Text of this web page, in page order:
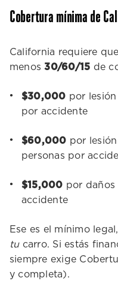
Cobertura mínima de
California requiere
menos30/60/15 de
$30,000 por
por accidente
$60,000 por
personas por
$15,000 por
accidente
Ese es el mínimo
tucarro. Si estás
siempre exige
y completa).